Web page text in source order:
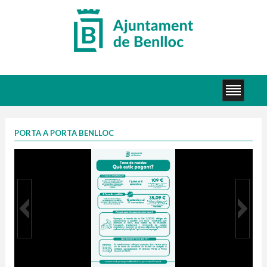
PORTA A PORTA BENLLOC